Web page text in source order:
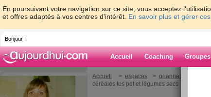
En poursuivant votre navigation sur ce site, vous acceptez
et offres adaptés à vos centres d'intérêt. En savoir plus et gérer
Bonjour !
Accueil Coaching Groupes
Accueil > espaces > oriannetrezeguet
céréales les pdt et légumes secs